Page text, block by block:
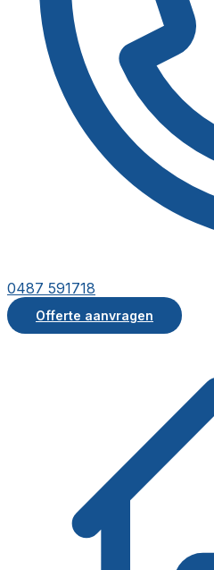
0487 591718
Offerte aanvragen